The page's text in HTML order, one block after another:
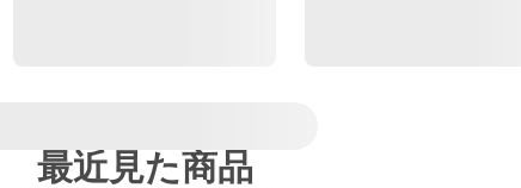
最近見た商品